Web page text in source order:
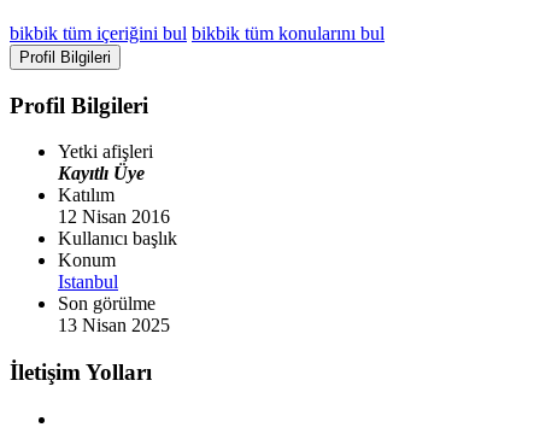
bikbik tüm içeriğini bul bikbik tüm konularını bul
Profil Bilgileri
Profil Bilgileri
Yetki afişleri
Kayıtlı Üye
Katılım
12 Nisan 2016
Kullanıcı başlık
Konum
Istanbul
Son görülme
13 Nisan 2025
İletişim Yolları